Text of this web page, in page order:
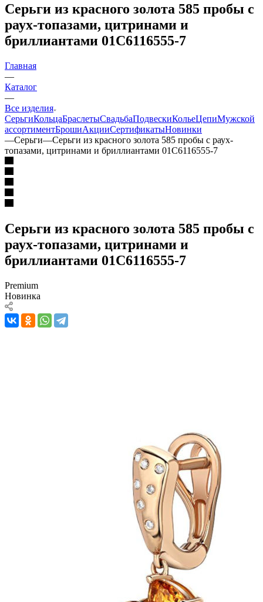
Серьги из красного золота 585 пробы с
раух-топазами, цитринами и
бриллиантами 01С6116555-7
Главная
—
Каталог
—
Все изделия
СерьгиКольцаБраслетыСвадьбаПодвескиКольеЦепиМужской
ассортиментБрошиАкцииСертификатыНовинки
—Серьги—Серьги из красного золота 585 пробы с раух-
топазами, цитринами и бриллиантами 01С6116555-7
Серьги из красного золота 585 пробы с
раух-топазами, цитринами и
бриллиантами 01С6116555-7
Premium
Новинка